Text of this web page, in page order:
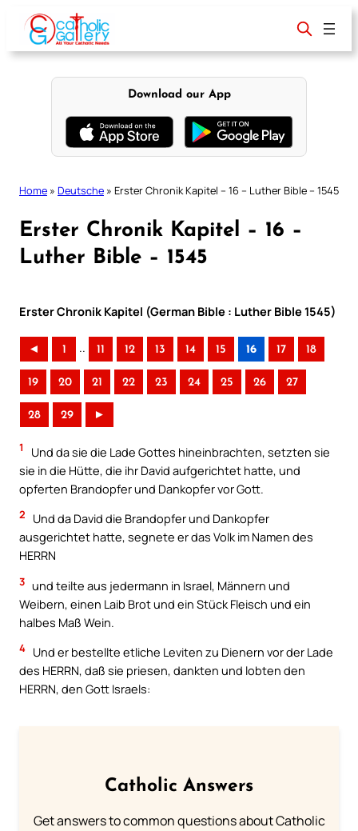
content
Download our App
Home » Deutsche » Erster Chronik Kapitel – 16 – Luther Bible – 1545
Erster Chronik Kapitel – 16 –
Luther Bible – 1545
Erster Chronik Kapitel (German Bible : Luther Bible 1545)
◄ 1 .. 11 12 13 14 15 16 17 18
19 20 21 22 23 24 25 26 27
28 29 ►
1
Und da sie die Lade Gottes hineinbrachten, setzten sie
sie in die Hütte, die ihr David aufgerichtet hatte, und
opferten Brandopfer und Dankopfer vor Gott.
2
Und da David die Brandopfer und Dankopfer
ausgerichtet hatte, segnete er das Volk im Namen des
HERRN
3 und teilte aus jedermann in Israel, Männern und
Weibern, einen Laib Brot und ein Stück Fleisch und ein
halbes Maß Wein.
4 Und er bestellte etliche Leviten zu Dienern vor der Lade
des HERRN, daß sie priesen, dankten und lobten den
HERRN, den Gott Israels:
Catholic Answers
Get answers to common questions about Catholic